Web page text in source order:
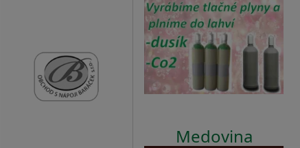
Medovina